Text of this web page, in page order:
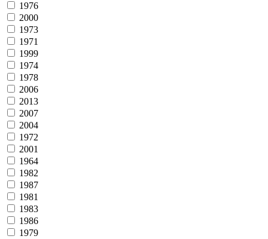
1976
2000
1973
1971
1999
1974
1978
2006
2013
2007
2004
1972
2001
1964
1982
1987
1981
1983
1986
1979